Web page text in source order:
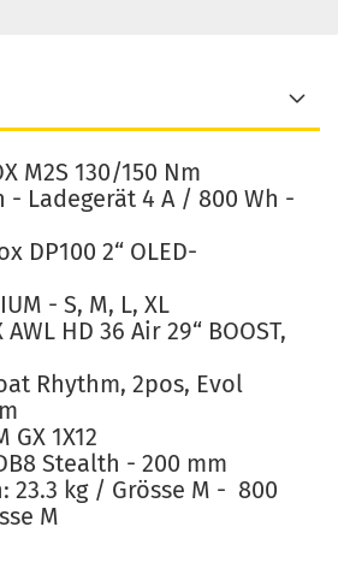
M2S 130/150 Nm
- Ladegerät 4 A / 800 Wh -
DP100 2“ OLED-
- S, M, L, XL
AWL HD 36 Air 29“ BOOST,
Rhythm, 2pos, Evol
GX 1X12
Stealth - 200 mm
23.3 kg / Grösse M - 800
M